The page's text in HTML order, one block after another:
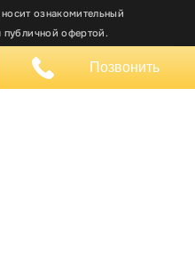
ознакомительный
публичной офертой.
элементов
числе копирование
файлы
Хорошо
Позвонить